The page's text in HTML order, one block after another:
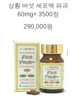
상황 버섯 세포벽 파괴
60mg× 3500정
290,000원